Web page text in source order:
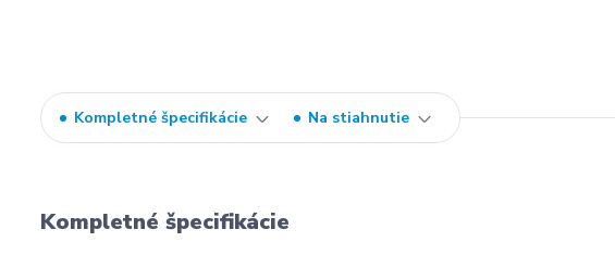
Kompletné špecifikácie Na stiahnutie
Kompletné špecifikácie